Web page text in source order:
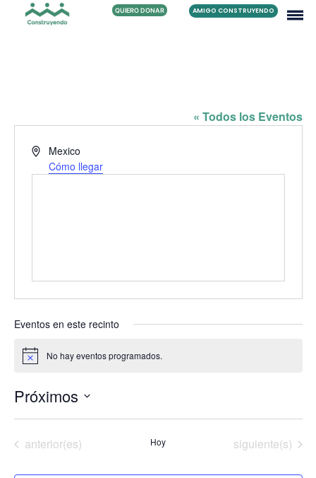
QUIERO DONAR AMIGO CONSTRUYENDO
« Todos los Eventos
Dirección
Mexico
Cómo llegar
Eventos en este recinto
Aviso No hay eventos programados.
Próximos
la
Eventos
anterior(es) Hoy Eventos
siguiente(s)